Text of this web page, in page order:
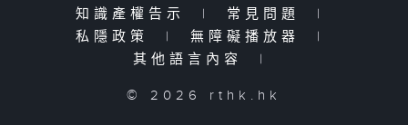
知識產權告示
| 常見問題
|
私隱政策
| 無障礙播放器
|
其他語言內容
|
© 2026 rthk.hk